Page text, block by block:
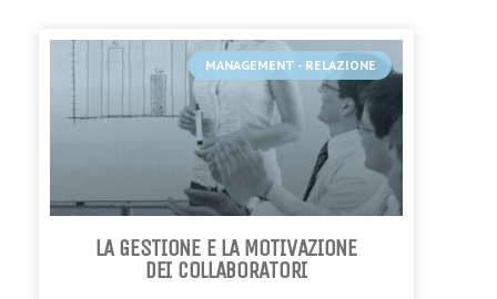
MANAGEMENT - RELAZIONE
LA GESTIONE E LA MOTIVAZIONE
DEI COLLABORATORI